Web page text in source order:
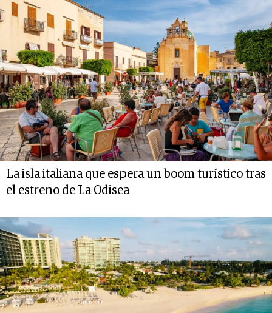
La isla italiana que espera un boom turístico tras
el estreno de La Odisea